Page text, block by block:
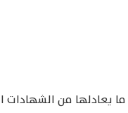
يعادلها من